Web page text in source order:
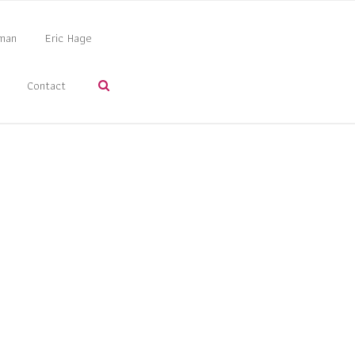
Eric Hage
Contact